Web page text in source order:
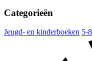
Categorieën
Jeugd- en kinderboeken 5-